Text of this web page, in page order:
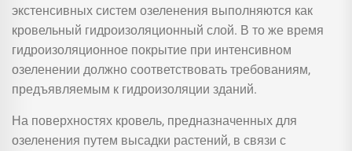
экстенсивных систем озеленения выполняются как
кровельный гидроизоляционный слой. В то же время
гидроизоляционное покрытие при интенсивном
озеленении должно соответствовать требованиям,
предъявляемым к гидроизоляции зданий.
На поверхностях кровель, предназначенных для
озеленения путем высадки растений, в связи с